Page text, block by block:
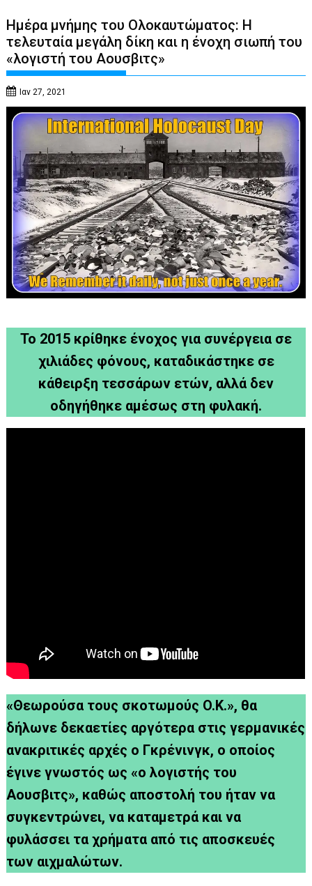
Ημέρα μνήμης του Ολοκαυτώματος: Η
τελευταία μεγάλη δίκη και η ένοχη σιωπή του
«λογιστή του Αουσβιτς»
Ιαν 27, 2021
Το 2015 κρίθηκε ένοχος για συνέργεια σε
χιλιάδες φόνους, καταδικάστηκε σε
κάθειρξη τεσσάρων ετών, αλλά δεν
οδηγήθηκε αμέσως στη φυλακή.
«Θεωρούσα τους σκοτωμούς O.K.», θα
δήλωνε δεκαετίες αργότερα στις γερμανικές
ανακριτικές αρχές ο Γκρένινγκ, ο οποίος
έγινε γνωστός ως «ο λογιστής του
Αουσβιτς», καθώς αποστολή του ήταν να
συγκεντρώνει, να καταμετρά και να
φυλάσσει τα χρήματα από τις αποσκευές
των αιχμαλώτων.